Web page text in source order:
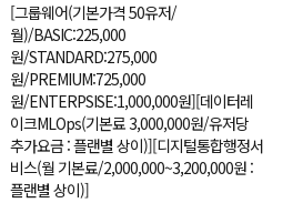
[그룹웨어(기본가격 50유저/
월)/BASIC:225,000
원/STANDARD:275,000
원/PREMIUM:725,000
원/ENTERPSISE:1,000,000원][데이터레
이크MLOps(기본료 3,000,000원/유저당
추가요금 : 플랜별 상이)][디지털통합행정서
비스(월 기본료/2,000,000~3,200,000원 :
플랜별 상이)]